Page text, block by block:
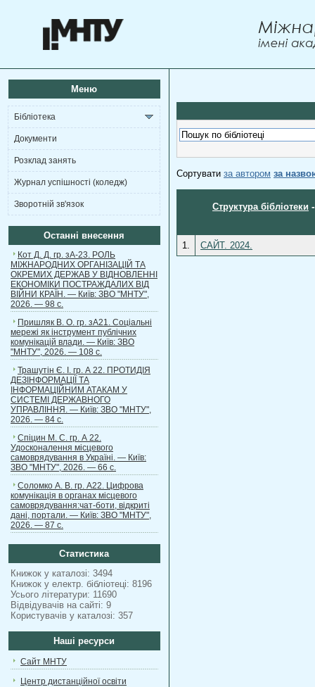
Меню
Бібліотека
Документи
Розклад занять
Журнал успішності (коледж)
Зворотній зв'язок
Останні внесення
Кот Д. Д. гр. зА-23. РОЛЬ
МІЖНАРОДНИХ ОРГАНІЗАЦІЙ ТА
ОКРЕМИХ ДЕРЖАВ У ВІДНОВЛЕННІ
ЕКОНОМІКИ ПОСТРАЖДАЛИХ ВІД
ВІЙНИ КРАЇН. — Київ: ЗВО "МНТУ",
2026. — 98 с.
Пришляк В. О. гр. зА21. Соціальні
мережі як інструмент публічних
комунікацій влади. — Київ: ЗВО
"МНТУ", 2026. — 108 с.
Трашутін Є. І. гр. А 22. ПРОТИДІЯ
ДЕЗІНФОРМАЦІЇ ТА
ІНФОРМАЦІЙНИМ АТАКАМ У
СИСТЕМІ ДЕРЖАВНОГО
УПРАВЛІННЯ. — Київ: ЗВО "МНТУ",
2026. — 84 с.
Спіцин М. С. гр. А 22.
Удосконалення місцевого
самоврядування в Україні. — Київ:
ЗВО "МНТУ", 2026. — 66 с.
Соломко А. В. гр. А22. Цифрова
комунікація в органах місцевого
самоврядування:чат-боти, відкриті
дані, портали. — Київ: ЗВО "МНТУ",
2026. — 87 с.
Статистика
Книжок у каталозі: 3494
Книжок у електр. бібліотеці: 8196
Усього літератури: 11690
Відвідувачів на сайті: 9
Користувачів у каталозі: 357
Наші ресурси
Сайт МНТУ
Центр дистанційної освіти
Сортувати за автором за
Структура бібліотеки
1. САЙТ. 2024.